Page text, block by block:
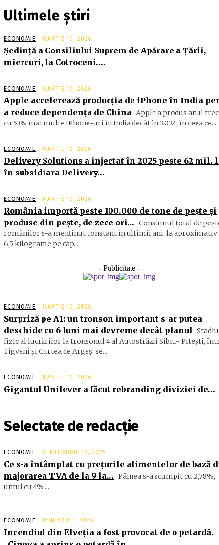
Ultimele știri
ECONOMIE MARTIE 10, 2026
Şedinţă a Consiliului Suprem de Apărare a Ţării,
miercuri, la Cotroceni….
ECONOMIE MARTIE 10, 2026
Apple accelerează producția de iPhone în India
a reduce dependența de China Apple a produs anul
cu 53% mai multe iPhone-uri în India decât în 2024, în ceea ce...
ECONOMIE MARTIE 10, 2026
Delivery Solutions a injectat în 2025 peste 62 mil.
în subsidiara Delivery…
ECONOMIE MARTIE 10, 2026
România importă peste 100.000 de tone de peşte şi
produse din peşte, de zece ori… Consumul total de
ro­mâ­nilor s-a menţinut constant în ul­timii ani, la aproximativ
6,5 ki­lograme pe cap...
- Publicitate -
ECONOMIE MARTIE 10, 2026
Surpriză pe A1: un tronson important s-ar putea
deschide cu 6 luni mai devreme decât planul
fizic al lucrărilor la tronsonul 4 al Autostrăzii Sibiu- Piteşti,
Tigveni şi Curtea de Argeş, se...
ECONOMIE MARTIE 10, 2026
Gigantul Unilever a făcut rebranding diviziei de…
Selectate de redacție
ECONOMIE SEPTEMBRIE 16, 2025
Ce s-a întâmplat cu preţurile alimentelor de bază
majorarea TVA de la 9 la… Pâinea s-a scumpit cu 2,78%,
untul cu 4%,...
ECONOMIE IANUARIE 1, 2026
Incendiul din Elveţia a fost provocat de o petardă.